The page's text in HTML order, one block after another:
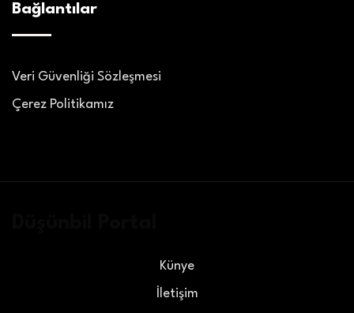
Bağlantılar
Veri Güvenliği Sözleşmesi
Çerez Politikamız
Künye
İletişim